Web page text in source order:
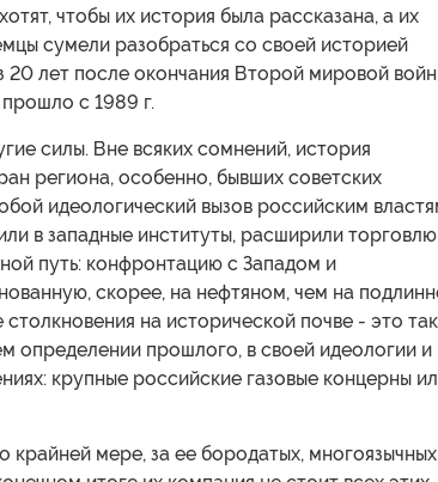
чтобы их история была рассказана, а их
сумели разобраться со своей историей
20 лет после окончания Второй мировой
с 1989 г.
силы. Вне всяких сомнений, история
региона, особенно, бывших советских
идеологический вызов российским
в западные институты, расширили
путь: конфронтацию с Западом и
скорее, на нефтяном, чем на
столкновения на исторической почве - это
определении прошлого, в своей идеологии и
крупные российские газовые концерны
крайней мере, за ее бородатых, многоязычных